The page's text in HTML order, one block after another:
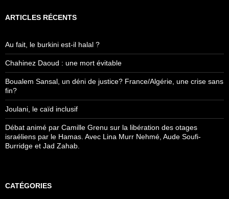
ARTICLES RÉCENTS
Au fait, le burkini est-il halal ?
Chahinez Daoud : une mort évitable
Boualem Sansal, un déni de justice? France/Algérie, une crise sans
fin?
Joulani, le caïd inclusif
Débat animé par Camille Grenu sur la libération des otages
israéliens par le Hamas. Avec Lina Murr Nehmé, Aude Soufi-
Burridge et Jad Zahab.
CATÉGORIES